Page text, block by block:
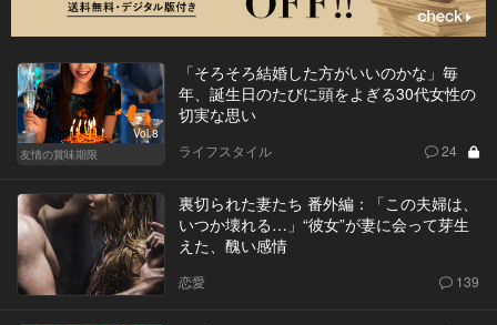
Vol.8
友情の賞味期限
「そろそろ結婚した方がいいのかな」毎
年、誕生日のたびに頭をよぎる30代女性の
切実な思い
ライフスタイル 24
裏切られた妻たち 番外編：「この夫婦は、
いつか壊れる…」“彼女”が妻に会って芽生
えた、醜い感情
恋愛 139